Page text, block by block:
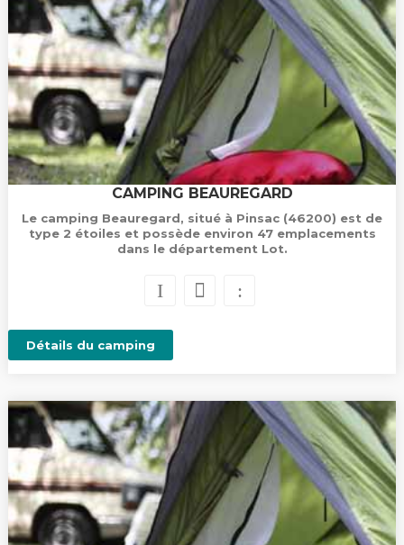
CAMPING BEAUREGARD
Le camping Beauregard, situé à Pinsac (46200) est de
type 2 étoiles et possède environ 47 emplacements
dans le département Lot.
Détails du camping